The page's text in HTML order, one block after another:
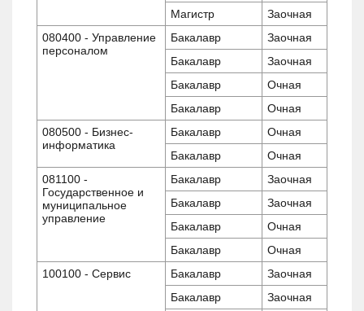
Магистр
Заочная
080400 - Управление
персоналом
Бакалавр
Заочная
Бакалавр
Заочная
Бакалавр
Очная
Бакалавр
Очная
080500 - Бизнес-
информатика
Бакалавр
Очная
Бакалавр
Очная
081100 -
Государственное и
муниципальное
управление
Бакалавр
Заочная
Бакалавр
Заочная
Бакалавр
Очная
Бакалавр
Очная
100100 - Сервис
Бакалавр
Заочная
Бакалавр
Заочная